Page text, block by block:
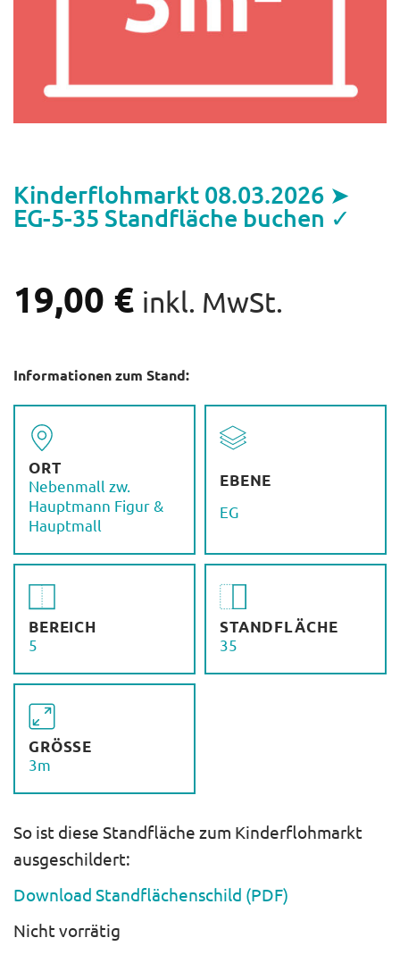
Kinderflohmarkt 08.03.2026 ➤
EG-5-35 Standfläche buchen ✓
19,00 € inkl. MwSt.
Informationen zum Stand:
ORT
Nebenmall zw.
Hauptmann Figur &
Hauptmall
EBENE
EG
BEREICH
5
STANDFLÄCHE
35
GRÖSSE
3m
So ist diese Standfläche zum Kinderflohmarkt
ausgeschildert:
Download Standflächenschild (PDF)
Nicht vorrätig